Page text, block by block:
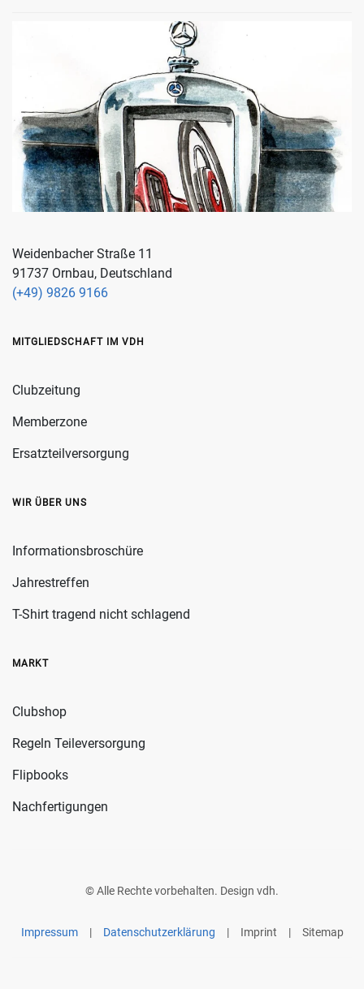
Weidenbacher Straße 11
91737 Ornbau, Deutschland
(+49) 9826 9166
MITGLIEDSCHAFT IM VDH
Clubzeitung
Memberzone
Ersatzteilversorgung
WIR ÜBER UNS
Informationsbroschüre
Jahrestreffen
T-Shirt tragend nicht schlagend
MARKT
Clubshop
Regeln Teileversorgung
Flipbooks
Nachfertigungen
© Alle Rechte vorbehalten. Design vdh.
Impressum| Datenschutzerklärung | Imprint | Sitemap